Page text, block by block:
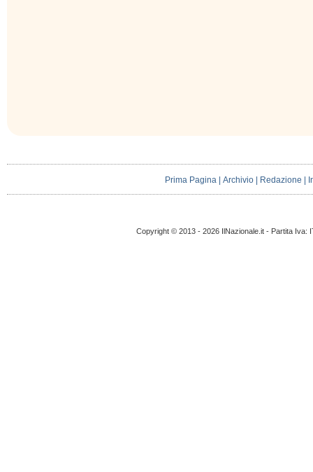
Prima Pagina |Archivio | Redazione |
Copyright © 2013 - 2026 IlNazionale.it - Partita Iva: